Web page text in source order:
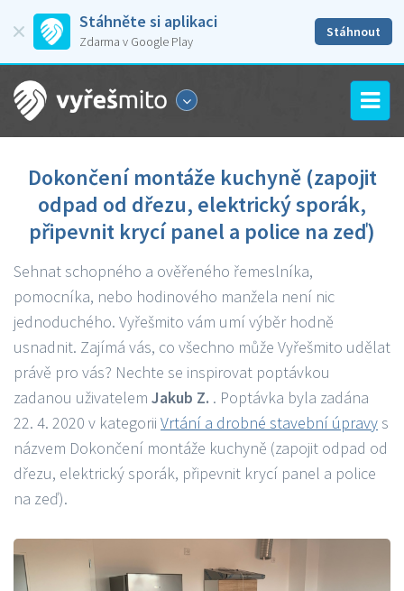
Stáhněte si aplikaci
Zdarma v Google Play
Stáhnout
Dokončení montáže kuchyně (zapojit
odpad od dřezu, elektrický sporák,
připevnit krycí panel a police na zeď)
Sehnat schopného a ověřeného řemeslníka,
pomocníka, nebo hodinového manžela není nic
jednoduchého. Vyřešmito vám umí výběr hodně
usnadnit. Zajímá vás, co všechno může Vyřešmito udělat
právě pro vás? Nechte se inspirovat poptávkou
zadanou uživatelem Jakub Z. . Poptávka byla zadána
22. 4. 2020 v kategorii Vrtání a drobné stavební úpravy s
názvem Dokončení montáže kuchyně (zapojit odpad od
dřezu, elektrický sporák, připevnit krycí panel a police
na zeď).